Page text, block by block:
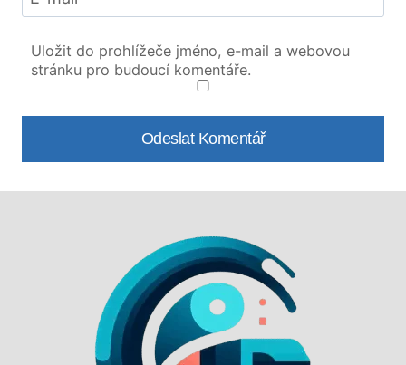
Uložit do prohlížeče jméno, e-mail a webovou
stránku pro budoucí komentáře.